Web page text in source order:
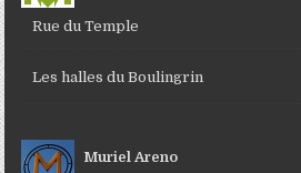
Rue du Temple
Les halles du Boulingrin
Muriel Areno